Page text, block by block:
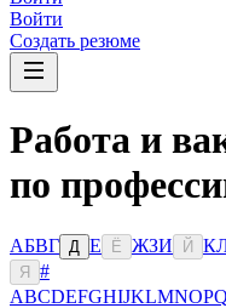
Войти
Создать резюме
Работа и
по
АБВГ Д Е Ё ЖЗИ Й К
Я
#
ABCDEFGHIJKLMNOPQ